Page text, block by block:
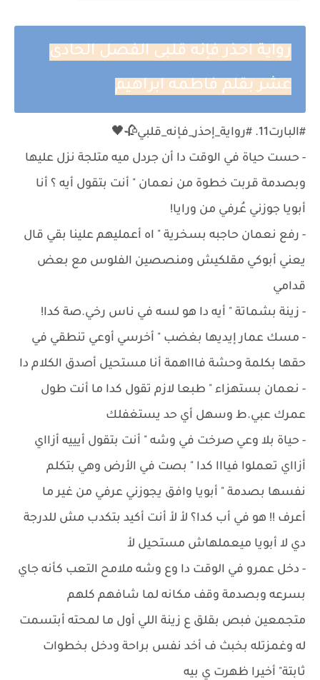
رواية احذر فإنه قلبى الفصل الحادى
عشر بقلم فاطمه ابراهيم
#البارت11. #رواية_إحذر_فإنه_قلبي🥀🖤
- ‏حست حياة في الوقت دا أن جردل ميه متلجة نزل عليها
وبصدمة قربت خطوة من نعمان " أنت بتقول أيه ؟ أنا
أبويا جوزني عُرفي من ورايا!
- رفع نعمان حاجبه بسخرية " اه أعمليهم علينا بقي قال
يعني أبوكي مقلكيش ومنصصين الفلوس مع بعض
قدامي
- ‏زينة بشماتة " أيه دا هو لسه في ناس رخي.صة كدا!
- ‏مسك عمار إيديها بغضب " أخرسي أوعي تنطقي في
حقها بكلمة وحشة فاااهمة أنا مستحيل أصدق الكلام دا
- ‏نعمان بستهزاء " طبعا لازم تقول كدا ما أنت طول
عمرك عبي.ط وسهل أي حد يستغفلك
- ‏حياة بلا وعي صرخت في وشه " أنت بتقول أيييه أزااي
أزااي تعملوا فيااا كدا " بصت في الأرض وهي بتكلم
نفسها بصدمة " أبويا وافق يجوزني عرفي من غير ما
أعرف !! هو في أب كدا؟ لأ لأ أنت أكيد بتكدب مش للدرجة
دي لا أبويا ميعملهاش مستحيل لأ
- ‏دخل عمرو في الوقت دا وع وشه ملامح التعب كأنه جاي
بسرعه وبصدمة وقف مكانه لما شافهم كلهم
متجمعين فبص بقلق ع زينة اللي أول ما لمحته أبتسمت
له وغمزتله بخبث ف أخد نفس براحة ودخل بخطوات
ثابتة" أخيرا ظهرت ي بيه